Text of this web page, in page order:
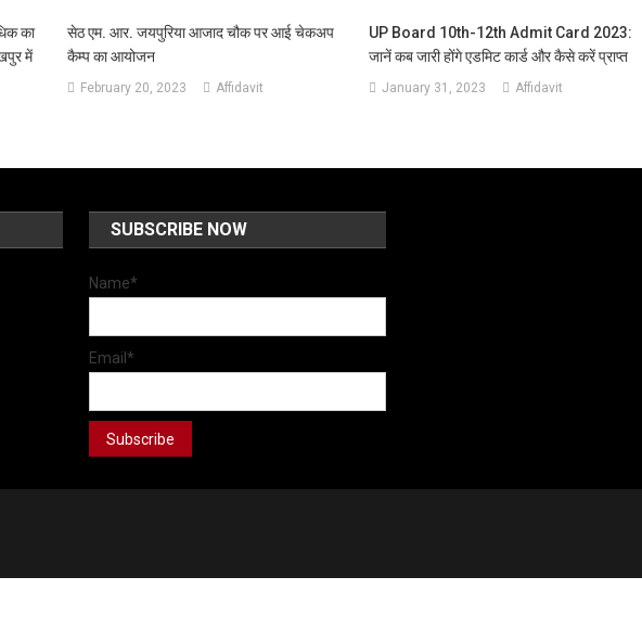
का
में
सेठ एम. आर. जयपुरिया आजाद चौक पर आई चेकअप
कैम्प का आयोजन
February 20, 2023 Affidavit
UP Board 10th-12th Admit Card 2023:
जानें कब जारी होंगे एडमिट कार्ड और कैसे करें प्राप्त
January 31, 2023 Affidavit
SUBSCRIBE NOW
Name*
Email*